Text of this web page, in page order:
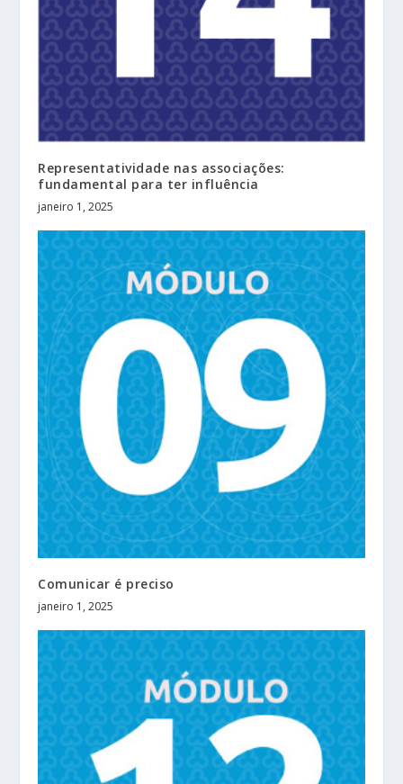
Representatividade nas associações:
fundamental para ter influência
janeiro 1, 2025
Comunicar é preciso
janeiro 1, 2025